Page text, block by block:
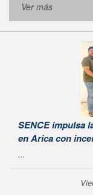
Ver más
SENCE impulsa
en Arica con
...